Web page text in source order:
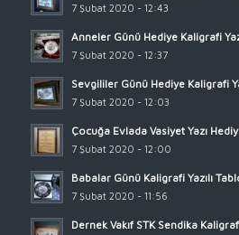
7 Şubat 2020 - 12:43
Anneler Günü Hediye Kaligrafi
7 Şubat 2020 - 12:37
Sevgililer Günü Hediye Kaligrafi
7 Şubat 2020 - 12:03
Çocuğa Evlada Vasiyet Yazı
7 Şubat 2020 - 12:00
Babalar Günü Kaligrafi Yazılı
7 Şubat 2020 - 11:56
Dernek Vakıf STK Sendika